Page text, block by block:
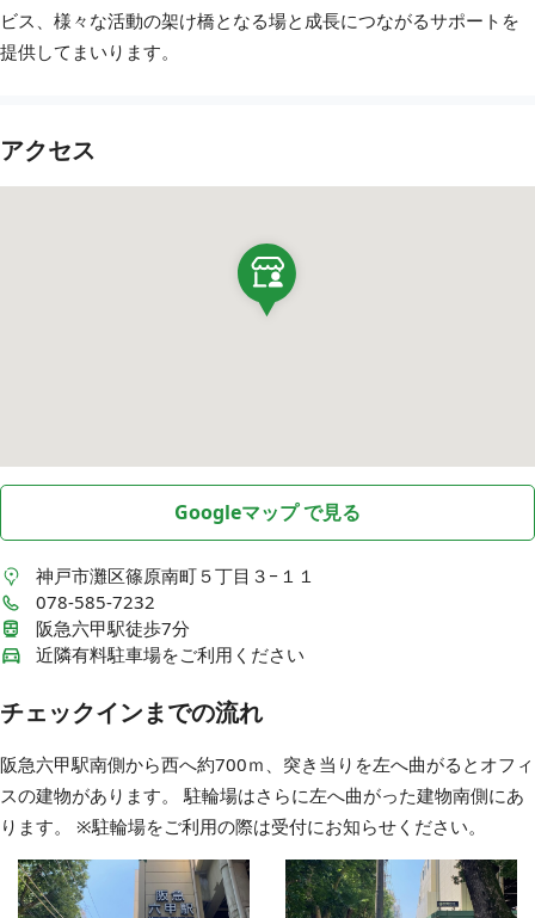
ビス、様々な活動の架け橋となる場と成長につながるサポートを
提供してまいります。
アクセス
Googleマップ で見る
神戸市灘区篠原南町５丁目３−１１
078-585-7232
阪急六甲駅徒歩7分
近隣有料駐車場をご利用ください
チェックインまでの流れ
阪急六甲駅南側から西へ約700ｍ、突き当りを左へ曲がるとオフィ
スの建物があります。 駐輪場はさらに左へ曲がった建物南側にあ
ります。 ※駐輪場をご利用の際は受付にお知らせください。